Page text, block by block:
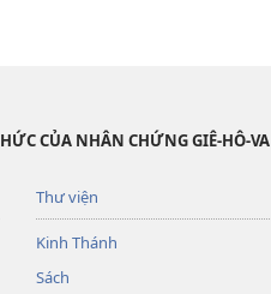
CỦA NHÂN CHỨNG GIÊ-HÔ-VA
Thư viện
Kinh Thánh
Sách